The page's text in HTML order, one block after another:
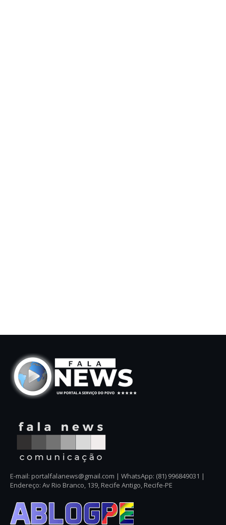
E-mail: portalfalanews@gmail.com | WhatsApp: (81) 996849031 |
Endereço: Av Rio Branco, 139, Recife Antigo, Recife-PE